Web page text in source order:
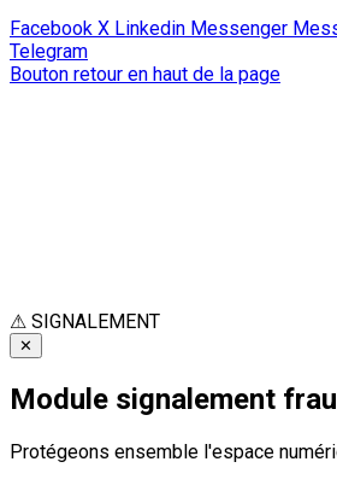
Facebook X Linkedin Messenger
Telegram
Bouton retour en haut de la page
⚠ SIGNALEMENT
✕
Module signalement
Protégeons ensemble l'espace